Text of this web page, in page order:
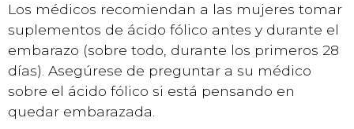
Los médicos recomiendan a las mujeres tomar
suplementos de ácido fólico antes y durante el
embarazo (sobre todo, durante los primeros 28
días). Asegúrese de preguntar a su médico
sobre el ácido fólico si está pensando en
quedar embarazada.